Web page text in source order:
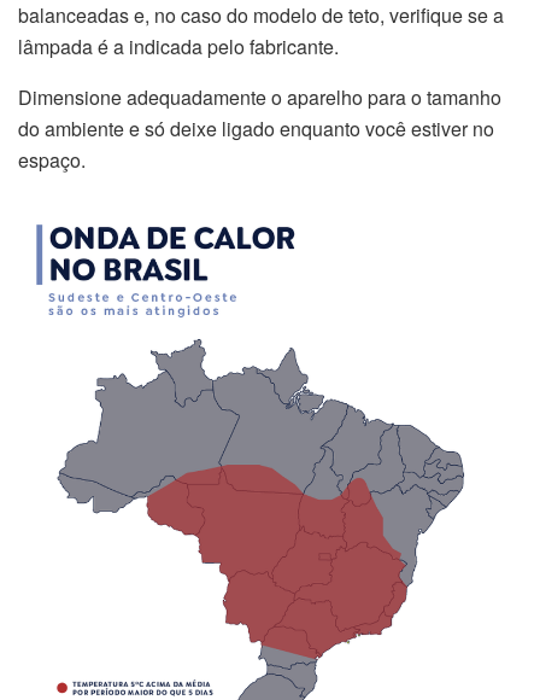
balanceadas e, no caso do modelo de teto, verifique se a
lâmpada é a indicada pelo fabricante.
Dimensione adequadamente o aparelho para o tamanho
do ambiente e só deixe ligado enquanto você estiver no
espaço.